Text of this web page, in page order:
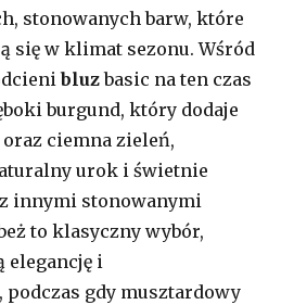
stonowanych barw, które
się w klimat sezonu. Wśród
bluzbasic na ten czas
burgund, który dodaje
ciemna zieleń,
urok i świetnie
innymi stonowanymi
to klasyczny wybór,
elegancję i
podczas gdy musztardowy